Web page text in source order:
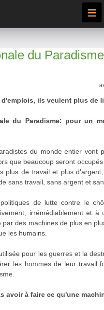
≡
du
ils veulent plus de
du Paradisme: pour un
du monde entier vont
que beaucoup seront
plus de travail et plus
sans travail, sans argent et
de lutte contre le
irrémédiablement et
des machines de plus en
les humains.
pour les guerres et la
les hommes de leur travail
avoir à faire ce qu'une